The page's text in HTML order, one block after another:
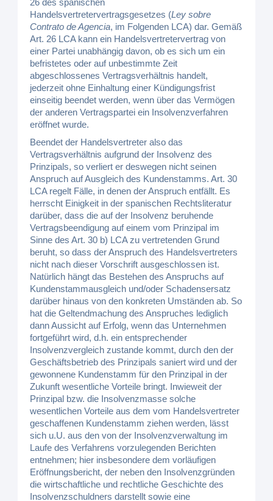
Handelsvertretervertragsgesetzes (Ley sobre
Contrato de Agencia, im Folgenden LCA) dar. Gemäß
Art. 26 LCA kann ein Handelsvertretervertrag von
einer Partei unabhängig davon, ob es sich um ein
befristetes oder auf unbestimmte Zeit
abgeschlossenes Vertragsverhältnis handelt,
jederzeit ohne Einhaltung einer Kündigungsfrist
einseitig beendet werden, wenn über das Vermögen
der anderen Vertragspartei ein Insolvenzverfahren
eröffnet wurde.
Beendet der Handelsvertreter also das
Vertragsverhältnis aufgrund der Insolvenz des
Prinzipals, so verliert er deswegen nicht seinen
Anspruch auf Ausgleich des Kundenstamms. Art. 30
LCA regelt Fälle, in denen der Anspruch entfällt. Es
herrscht Einigkeit in der spanischen Rechtsliteratur
darüber, dass die auf der Insolvenz beruhende
Vertragsbeendigung auf einem vom Prinzipal im
Sinne des Art. 30 b) LCA zu vertretenden Grund
beruht, so dass der Anspruch des Handelsvertreters
nicht nach dieser Vorschrift ausgeschlossen ist.
Natürlich hängt das Bestehen des Anspruchs auf
Kundenstammausgleich und/oder Schadensersatz
darüber hinaus von den konkreten Umständen ab. So
hat die Geltendmachung des Anspruches lediglich
dann Aussicht auf Erfolg, wenn das Unternehmen
fortgeführt wird, d.h. ein entsprechender
Insolvenzvergleich zustande kommt, durch den der
Geschäftsbetrieb des Prinzipals saniert wird und der
gewonnene Kundenstamm für den Prinzipal in der
Zukunft wesentliche Vorteile bringt. Inwieweit der
Prinzipal bzw. die Insolvenzmasse solche
wesentlichen Vorteile aus dem vom Handelsvertreter
geschaffenen Kundenstamm ziehen werden, lässt
sich u.U. aus den von der Insolvenzverwaltung im
Laufe des Verfahrens vorzulegenden Berichten
entnehmen; hier insbesondere dem vorläufigen
Eröffnungsbericht, der neben den Insolvenzgründen
die wirtschaftliche und rechtliche Geschichte des
Insolvenzschuldners darstellt sowie eine